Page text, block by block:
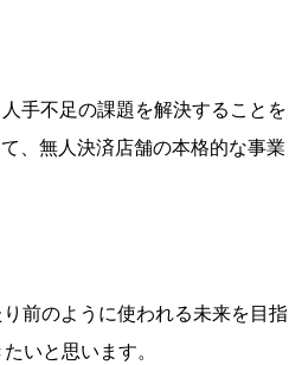
手不足の課題を解決することを
、無人決済店舗の本格的な事業
前のように使われる未来を目指
いと思います。